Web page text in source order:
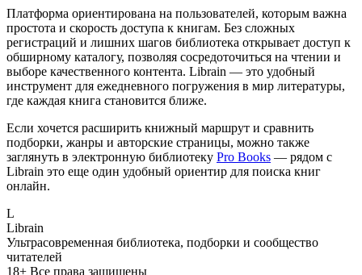
Платформа ориентирована на пользователей, которым важна
простота и скорость доступа к книгам. Без сложных
регистраций и лишних шагов библиотека открывает доступ к
обширному каталогу, позволяя сосредоточиться на чтении и
выборе качественного контента. Librain — это удобный
инструмент для ежедневного погружения в мир литературы,
где каждая книга становится ближе.
Если хочется расширить книжный маршрут и сравнить
подборки, жанры и авторские страницы, можно также
заглянуть в электронную библиотеку Pro Books — рядом с
Librain это еще один удобный ориентир для поиска книг
онлайн.
L
Librain
Ультрасовременная библиотека, подборки и сообщество
читателей
18+ Все права защищены